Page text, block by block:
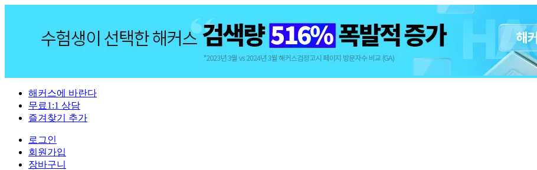
해커스에 바란다
무료1:1 상담
즐겨찾기 추가
로그인
회원가입
장바구니